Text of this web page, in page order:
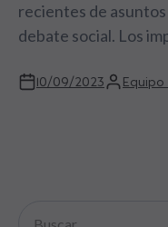
recientes de
debate social. Los
10/09/2023 Equipo